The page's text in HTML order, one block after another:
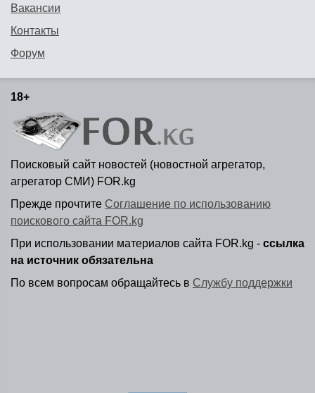
Вакансии
Контакты
Форум
18+
Поисковый сайт новостей (новостной агрегатор,
агрегатор СМИ) FOR.kg
Прежде прочтите Соглашение по использованию
поискового сайта FOR.kg
При использовании материалов сайта FOR.kg - ссылка
на источник обязательна
По всем вопросам обращайтесь в Службу поддержки